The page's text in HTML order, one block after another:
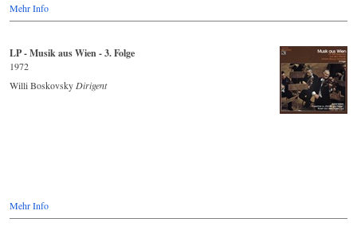
Mehr Info
LP - Musik aus Wien - 3. Folge
1972
Willi Boskovsky Dirigent
Mehr Info